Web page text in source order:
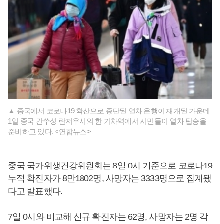
▲ 중국에서 코로나19 확산으로 중단된 열차 운행이 재개된 가운데
1일 중국 간쑤성 란저우시의 한 기차역에서 시민들이 열차 탑승을
준비하고 있다. <연합뉴스>
중국 국가위생건강위원회는 8일 0시 기준으로 코로나19
누적 확진자가 8만1802명, 사망자는 3333명으로 집계됐
다고 발표했다.
7일 0시와 비교해 신규 확진자는 62명, 사망자는 2명 각